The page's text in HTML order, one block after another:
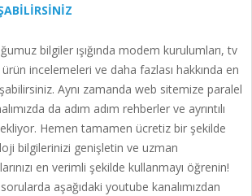
bilgiler ışığında modem kurulumları, tv
incelemeleri ve daha fazlası hakkında en
Aynı zamanda web sitemize paralel
da adım adım rehberler ve ayrıntılı
Hemen tamamen ücretiz bir şekilde
bilgilerinizi genişletin ve uzman
en verimli şekilde kullanmayı öğrenin!
aşağıdaki youtube kanalımızdan